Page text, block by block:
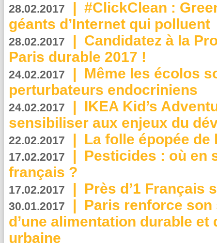
28.02.2017 | #ClickClean :
géants d’Internet qui polluent
28.02.2017 | Candidatez à la
Paris durable 2017 !
24.02.2017 | Même les écolos
perturbateurs endocriniens
24.02.2017 | IKEA Kid’s
sensibiliser aux enjeux du
22.02.2017 | La folle épopée de
17.02.2017 | Pesticides : où en
français ?
17.02.2017 | Près d’1 Français
30.01.2017 | Paris renforce
d’une alimentation durable et
urbaine